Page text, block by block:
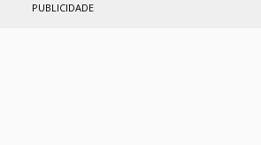
PUBLICIDADE